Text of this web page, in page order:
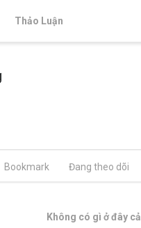
Thảo Luận
Bookmark Đang theo dõi
Không có gì ở đây cả